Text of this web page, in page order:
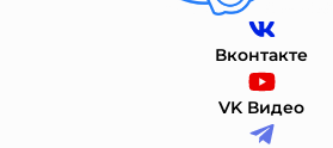
Вконтакте
VK Видео